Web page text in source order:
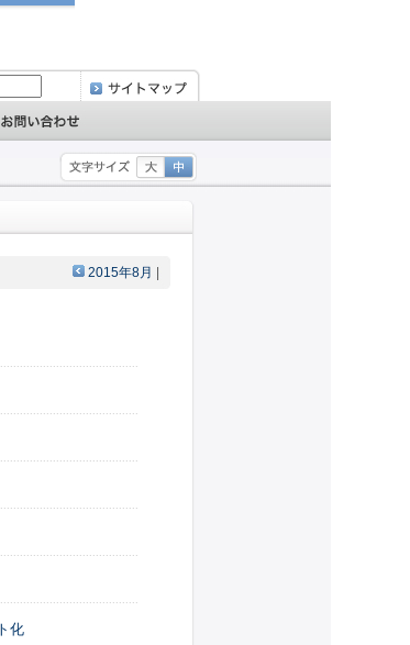
2015年8月
化